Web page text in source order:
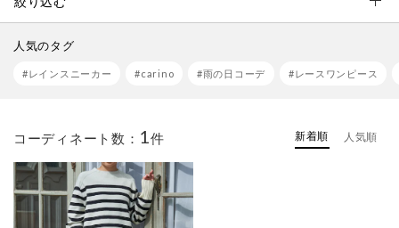
人気のタグ
#レインスニーカー #carino #雨の日コーデ #レースワンピース
コーディネート数： 1件 新着順 人気順